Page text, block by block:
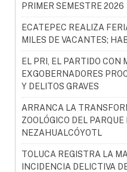
PRIMER SEMESTRE 2026
ECATEPEC REALIZA
MILES DE VACANTES;
EL PRI, EL PARTIDO CON
EXGOBERNADORES
Y DELITOS GRAVES
ARRANCA LA
ZOOLÓGICO DEL
NEZAHUALCÓYOTL
TOLUCA REGISTRA LA
INCIDENCIA DELICTIVA